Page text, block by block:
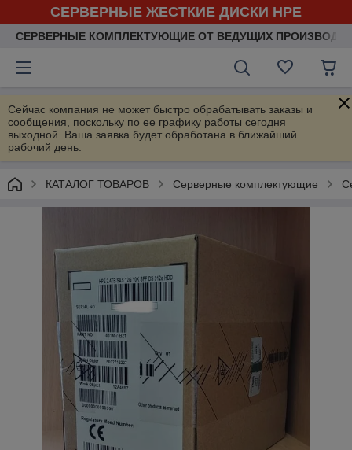
СЕРВЕРНЫЕ ЖЕСТКИЕ ДИСКИ HPE
СЕРВЕРНЫЕ КОМПЛЕКТУЮЩИЕ ОТ ВЕДУЩИХ
Сейчас компания не может быстро обрабатывать заказы и
сообщения, поскольку по ее графику работы сегодня
выходной. Ваша заявка будет обработана в ближайший
рабочий день.
КАТАЛОГ ТОВАРОВ Серверные комплектующие